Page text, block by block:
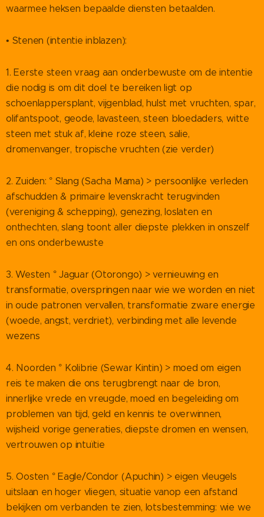
waarmee heksen bepaalde diensten betaalden.
• Stenen (intentie inblazen):
1. Eerste steen vraag aan onderbewuste om de intentie
die nodig is om dit doel te bereiken ligt op
schoenlappersplant, vijgenblad, hulst met vruchten, spar,
olifantspoot, geode, lavasteen, steen bloedaders, witte
steen met stuk af, kleine roze steen, salie,
dromenvanger, tropische vruchten (zie verder)
2. Zuiden: ° Slang (Sacha Mama) > persoonlijke verleden
afschudden & primaire levenskracht terugvinden
(vereniging & schepping), genezing, loslaten en
onthechten, slang toont aller diepste plekken in onszelf
en ons onderbewuste
3. Westen ° Jaguar (Otorongo) > vernieuwing en
transformatie, overspringen naar wie we worden en niet
in oude patronen vervallen, transformatie zware energie
(woede, angst, verdriet), verbinding met alle levende
wezens
4. Noorden ° Kolibrie (Sewar Kintin) > moed om eigen
reis te maken die ons terugbrengt naar de bron,
innerlijke vrede en vreugde, moed en begeleiding om
problemen van tijd, geld en kennis te overwinnen,
wijsheid vorige generaties, diepste dromen en wensen,
vertrouwen op intuïtie
5. Oosten ° Eagle/Condor (Apuchin) > eigen vleugels
uitslaan en hoger vliegen, situatie vanop een afstand
bekijken om verbanden te zien, lotsbestemming: wie we